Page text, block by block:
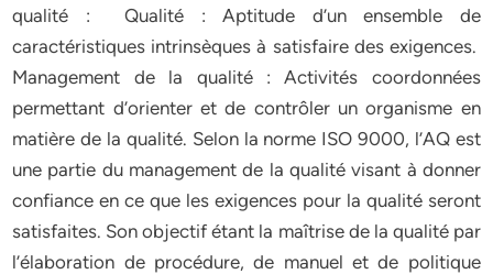
qualité : Qualité : Aptitude d’un ensemble de
caractéristiques intrinsèques à satisfaire des exigences.
Management de la qualité : Activités coordonnées
permettant d’orienter et de contrôler un organisme en
matière de la qualité. Selon la norme ISO 9000, l’AQ est
une partie du management de la qualité visant à donner
confiance en ce que les exigences pour la qualité seront
satisfaites. Son objectif étant la maîtrise de la qualité par
l’élaboration de procédure, de manuel et de politique